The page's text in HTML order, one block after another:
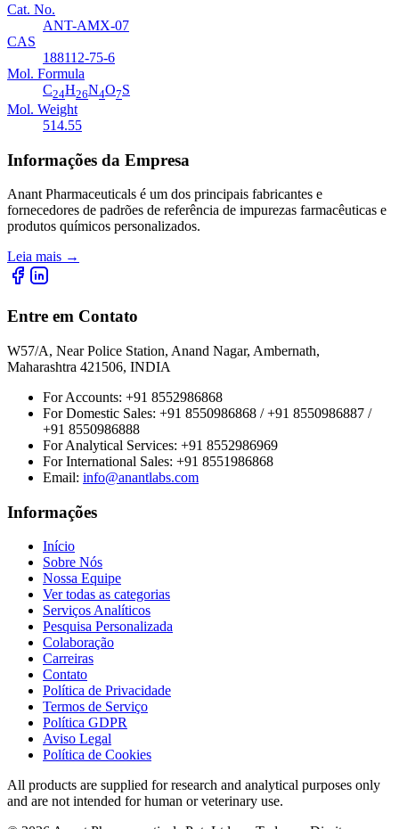
Cat. No.
ANT-AMX-07
CAS
188112-75-6
Mol. Formula
C24H26N4O7S
Mol. Weight
514.55
Informações da Empresa
Anant Pharmaceuticals é um dos principais fabricantes e
fornecedores de padrões de referência de impurezas farmacêuticas e
produtos químicos personalizados.
Leia mais →
Entre em Contato
W57/A, Near Police Station, Anand Nagar, Ambernath,
Maharashtra 421506, INDIA
For Accounts: +91 8552986868
For Domestic Sales: +91 8550986868 / +91 8550986887 /
+91 8550986888
For Analytical Services: +91 8552986969
For International Sales: +91 8551986868
Email: info@anantlabs.com
Informações
Início
Sobre Nós
Nossa Equipe
Ver todas as categorias
Serviços Analíticos
Pesquisa Personalizada
Colaboração
Carreiras
Contato
Política de Privacidade
Termos de Serviço
Política GDPR
Aviso Legal
Política de Cookies
All products are supplied for research and analytical purposes only
and are not intended for human or veterinary use.